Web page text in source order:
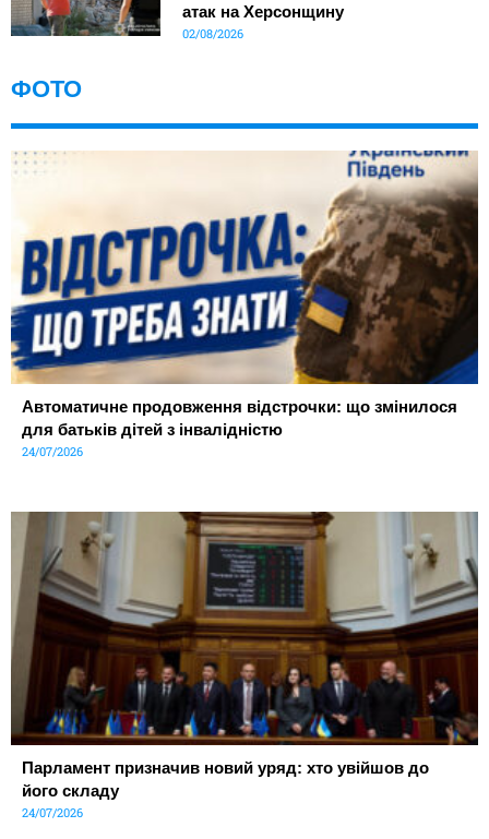
атак на Херсонщину
02/08/2026
ФОТО
Автоматичне продовження відстрочки: що змінилося
для батьків дітей з інвалідністю
24/07/2026
Парламент призначив новий уряд: хто увійшов до
його складу
24/07/2026